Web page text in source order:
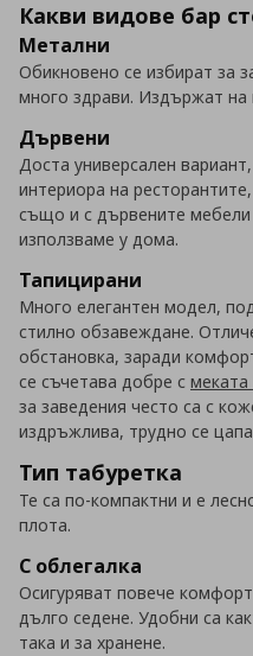
Какви видове бар
Метални
Обикновено се избират за
много здрави. Издържат на
Дървени
Доста универсален
интериора на
също и с дървените мебели
използваме у дома.
Тапицирани
Много елегантен модел,
стилно обзавеждане.
обстановка, заради
се съчетава добре с
за заведения често са с
издръжлива, трудно се
Тип табуретка
Те са по-компактни и е
плота.
С облегалка
Осигуряват повече
дълго седене. Удобни са
така и за хранене.